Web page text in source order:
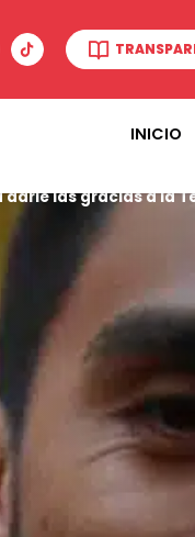
INICIO
darle las gracias a la